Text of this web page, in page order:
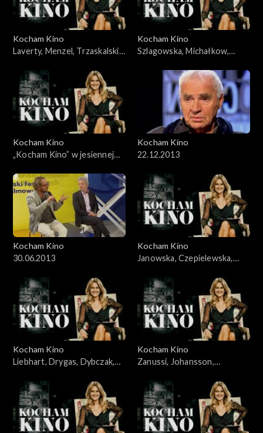
Kocham Kino
Laverty, Menzel, Trzaskalski,
Kocham Kino
Szlagowska, Michałkow,
Kocham Kino
„Kocham Kino” w jesiennej
Kocham Kino
22.12.2013
Kocham Kino
30.06.2013
Kocham Kino
Janowska, Czepielewska,
22.06.2008
Kocham Kino
Liebhart, Drygas, Dybczak,
Kocham Kino
Zanussi, Johansson,
10.06.2008